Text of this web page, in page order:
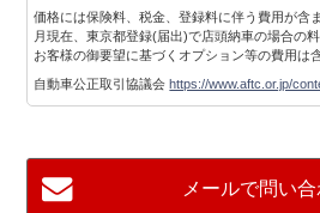
価格には保険料、税金、登録料に伴う費用が含
月現在、東京都登録(届出)で店頭納車の場合の料
お客様の御要望に基づくオプション等の費用は
自動車公正取引協議会https://www.aftc.or.jp/
メールで問い